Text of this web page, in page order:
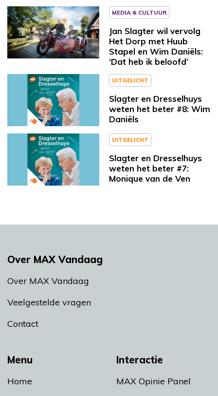
MEDIA & CULTUUR
Jan Slagter wil vervolg
Het Dorp met Huub
Stapel en Wim Daniëls:
‘Dat heb ik beloofd’
UITGELICHT
Slagter en Dresselhuys
weten het beter #8: Wim
Daniëls
UITGELICHT
Slagter en Dresselhuys
weten het beter #7:
Monique van de Ven
Menu
Home
Interactie
MAX Opinie Panel
Over MAX Vandaag
Over MAX Vandaag
Veelgestelde vragen
Contact